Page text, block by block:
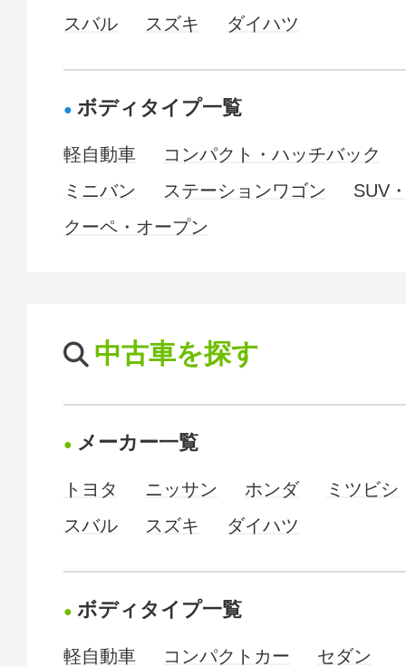
スバル
スズキ ダイハツ
ボディタイプ一覧
軽自動車
コンパクト・ハッチバック
ミニバン
ステーションワゴン
SUV
クーペ・オープン
中古車を探す
メーカー一覧
トヨタ ニッサン ホンダ
ミツビシ
スバル
スズキ ダイハツ
ボディタイプ一覧
軽自動車 コンパクトカー
セダン